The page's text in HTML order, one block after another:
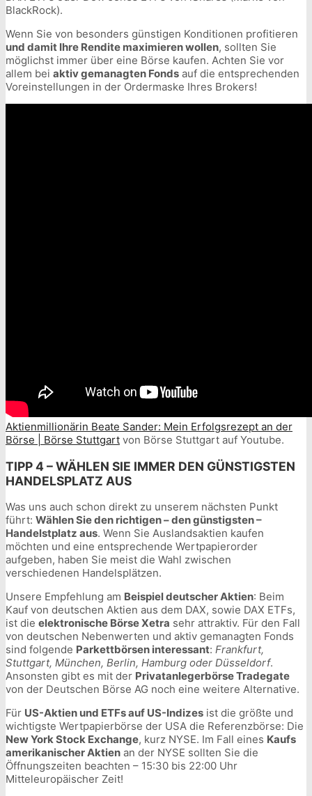
BlackRock).
Wenn Sie von besonders günstigen Konditionen profitieren
und damit Ihre Rendite maximieren wollen, sollten Sie
möglichst immer über eine Börse kaufen. Achten Sie vor
allem bei aktiv gemanagten Fonds auf die entsprechenden
Voreinstellungen in der Ordermaske Ihres Brokers!
Aktienmillionärin Beate Sander: Mein Erfolgsrezept an der
Börse | Börse Stuttgart von Börse Stuttgart auf Youtube.
TIPP 4 – WÄHLEN SIE IMMER DEN GÜNSTIGSTEN
HANDELSPLATZ AUS
Was uns auch schon direkt zu unserem nächsten Punkt
führt: Wählen Sie den richtigen – den günstigsten –
Handelstplatz aus. Wenn Sie Auslandsaktien kaufen
möchten und eine entsprechende Wertpapierorder
aufgeben, haben Sie meist die Wahl zwischen
verschiedenen Handelsplätzen.
Unsere Empfehlung am Beispiel deutscher Aktien: Beim
Kauf von deutschen Aktien aus dem DAX, sowie DAX ETFs,
ist die elektronische Börse Xetra sehr attraktiv. Für den Fall
von deutschen Nebenwerten und aktiv gemanagten Fonds
sind folgende Parkettbörsen interessant: Frankfurt,
Stuttgart, München, Berlin, Hamburg oder Düsseldorf.
Ansonsten gibt es mit der Privatanlegerbörse Tradegate
von der Deutschen Börse AG noch eine weitere Alternative.
Für US-Aktien und ETFs auf US-Indizes ist die größte und
wichtigste Wertpapierbörse der USA die Referenzbörse: Die
New York Stock Exchange, kurz NYSE. Im Fall eines Kaufs
amerikanischer Aktien an der NYSE sollten Sie die
Öffnungszeiten beachten – 15:30 bis 22:00 Uhr
Mitteleuropäischer Zeit!